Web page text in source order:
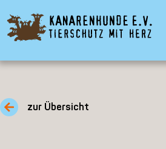
zur Übersicht